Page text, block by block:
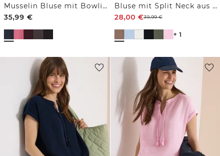
Musselin Bluse mit Bowling-Kragen
35,99 €
Bluse mit Split Neck aus Musselinstoff
28,00 €39,99€
+ 1